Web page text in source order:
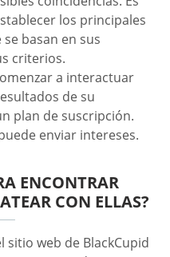
los principales
basan en sus
criterios.
a interactuar
de su
plan de suscripción.
enviar intereses.
ENCONTRAR
CON ELLAS?
sitio web de BlackCupid